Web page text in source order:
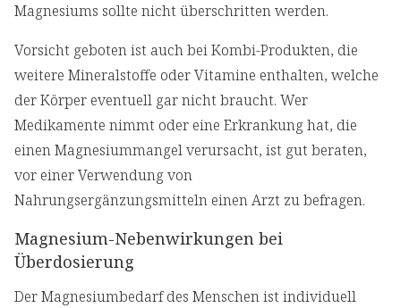
Magnesiums sollte nicht überschritten werden.
Vorsicht geboten ist auch bei Kombi-Produkten, die
weitere Mineralstoffe oder Vitamine enthalten, welche
der Körper eventuell gar nicht braucht. Wer
Medikamente nimmt oder eine Erkrankung hat, die
einen Magnesiummangel verursacht, ist gut beraten,
vor einer Verwendung von
Nahrungsergänzungsmitteln einen Arzt zu befragen.
Magnesium-Nebenwirkungen bei
Überdosierung
Der Magnesiumbedarf des Menschen ist individuell